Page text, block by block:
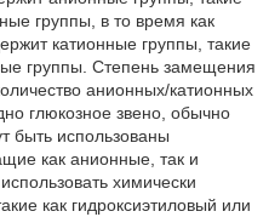
группы, в то время как
катионные группы, такие
группы. Степень замещения
анионных/катионных
глюкозное звено, обычно
быть использованы
как анионные, так и
химически
как гидроксиэтиловый или